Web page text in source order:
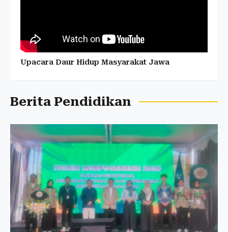
Upacara Daur Hidup Masyarakat Jawa
Berita Pendidikan